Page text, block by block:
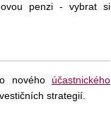
penzi - vybrat si
nového účastnického
strategií.